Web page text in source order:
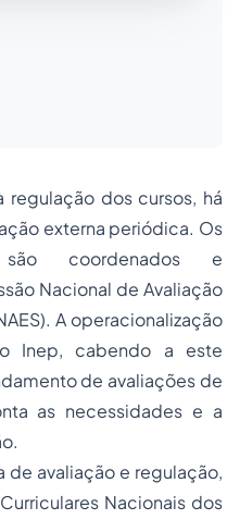
dos cursos, há
externa periódica. Os
são coordenados e
Nacional de Avaliação
A operacionalização
Inep, cabendo a este
de avaliações de
as necessidades e a
avaliação e regulação,
Nacionais dos